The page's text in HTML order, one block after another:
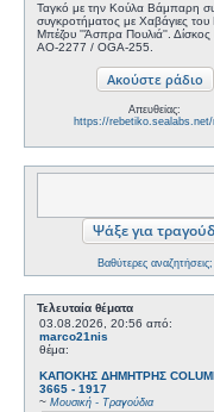
Ταγκό με την Κούλα Βάμπαρη
συγκροτήματος με Χαβάγιες
Μπέζου ''Άσπρα Πουλιά''.
AO-2277 / OGA-255.
Απευθείας:
https://rebetiko.sealabs.net/
Βαθύτερες αναζητήσεις;
Τελευταία θέματα
03.08.2026, 20:56 από:
marco21nis
θέμα:
ΚΑΠΟΚΗΣ ΔΗΜΗΤΡΗΣ
3665 - 1917
~ Μουσική - Τραγούδια